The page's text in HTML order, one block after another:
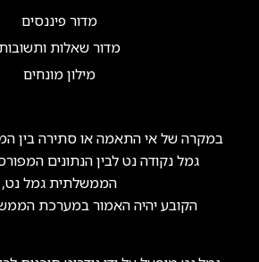
מדור פיננסים
מדור שאלות ותשובות
מילון מונחים
במקרה של אי התאמה או סתירה בין
גמל נקודה נט לבין הנתונים
הממשלתית גמל נט,
הקובע יהיה האמור במערכת